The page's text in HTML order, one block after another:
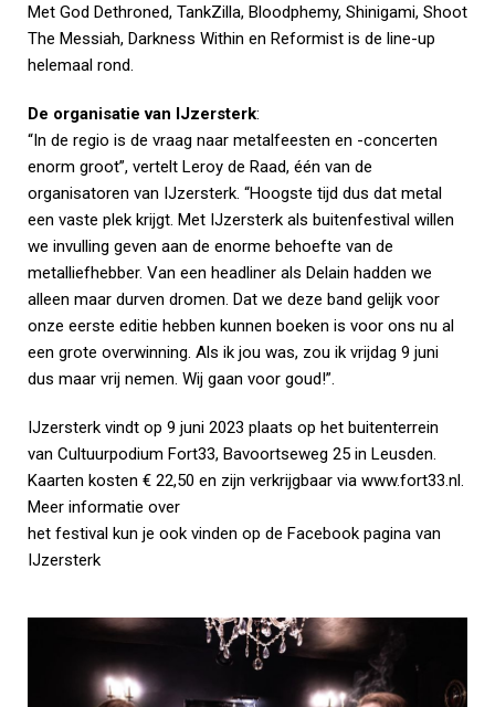
Met God Dethroned, TankZilla, Bloodphemy, Shinigami, Shoot
The Messiah, Darkness Within en Reformist is de line-up
helemaal rond.
De organisatie van IJzersterk:
“In de regio is de vraag naar metalfeesten en -concerten
enorm groot”, vertelt Leroy de Raad, één van de
organisatoren van IJzersterk. “Hoogste tijd dus dat metal
een vaste plek krijgt. Met IJzersterk als buitenfestival willen
we invulling geven aan de enorme behoefte van de
metalliefhebber. Van een headliner als Delain hadden we
alleen maar durven dromen. Dat we deze band gelijk voor
onze eerste editie hebben kunnen boeken is voor ons nu al
een grote overwinning. Als ik jou was, zou ik vrijdag 9 juni
dus maar vrij nemen. Wij gaan voor goud!”.
IJzersterk vindt op 9 juni 2023 plaats op het buitenterrein
van Cultuurpodium Fort33, Bavoortseweg 25 in Leusden.
Kaarten kosten € 22,50 en zijn verkrijgbaar via www.fort33.nl.
Meer informatie over
het festival kun je ook vinden op de Facebook pagina van
IJzersterk